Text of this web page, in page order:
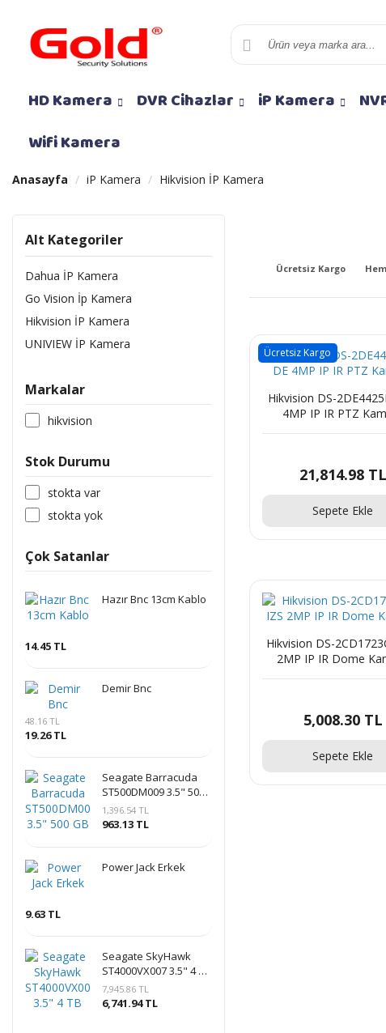
HD Kamera DVR Cihazlar iP Kamera
Wifi Kamera
Anasayfa iP Kamera Hikvision İP Kamera
Alt Kategoriler
Dahua İP Kamera
Go Vision İp Kamera
Hikvision İP Kamera
UNIVIEW İP Kamera
Markalar
hikvision
Stok Durumu
stokta var
stokta yok
Çok Satanlar
Hazır Bnc 13cm Kablo
14.45 TL
Demir Bnc
48.16 TL
19.26 TL
Seagate Barracuda
ST500DM009 3.5" 500
GB 7200 RPM 32 MB
SATA 3 NCQ HDD
1,396.54 TL
963.13 TL
Power Jack Erkek
9.63 TL
Seagate SkyHawk
ST4000VX007 3.5" 4 TB
5900 RPM SATA 3 HDD
Güvenlik Diski
7,945.86 TL
6,741.94 TL
Ücretsiz Kargo
Hikvision DS-
4MP IP IR PTZ
21,814.98 TL
Ücretsiz Kargo
Sepete Ekle
Hikvision DS-
2MP IP IR Dome
5,008.30 TL
Sepete Ekle